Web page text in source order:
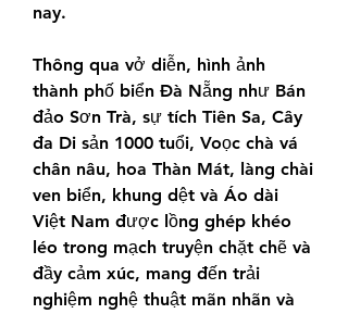
nay.
Thông qua vở diễn, hình ảnh
thành phố biển Đà Nẵng như Bán
đảo Sơn Trà, sự tích Tiên Sa, Cây
đa Di sản 1000 tuổi, Voọc chà vá
chân nâu, hoa Thàn Mát, làng chài
ven biển, khung dệt và Áo dài
Việt Nam được lồng ghép khéo
léo trong mạch truyện chặt chẽ và
đầy cảm xúc, mang đến trải
nghiệm nghệ thuật mãn nhãn và